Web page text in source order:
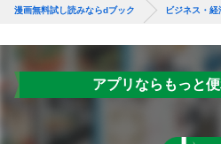
漫画無料試し読みならdブック ビジネス・経
アプリならもっと